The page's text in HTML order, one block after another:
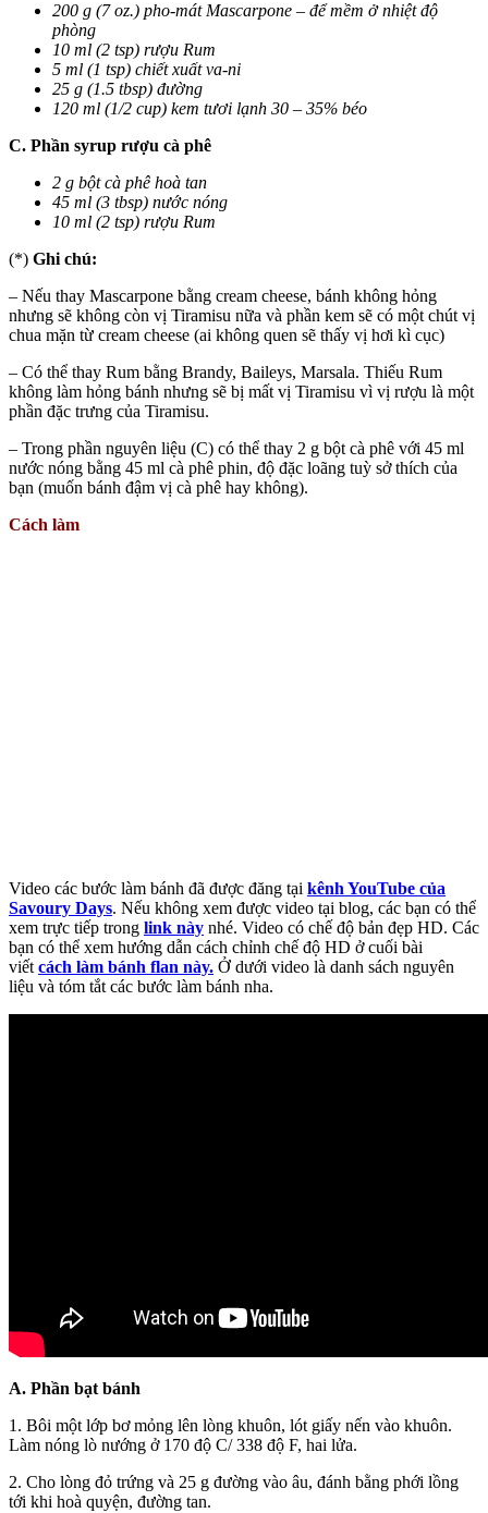
200 g (7 oz.) pho-mát Mascarpone – để mềm ở nhiệt độ
phòng
10 ml (2 tsp) rượu Rum
5 ml (1 tsp) chiết xuất va-ni
25 g (1.5 tbsp) đường
120 ml (1/2 cup) kem tươi lạnh 30 – 35% béo
C. Phần syrup rượu cà phê
2 g bột cà phê hoà tan
45 ml (3 tbsp) nước nóng
10 ml (2 tsp) rượu Rum
(*) Ghi chú:
– Nếu thay Mascarpone bằng cream cheese, bánh không hỏng
nhưng sẽ không còn vị Tiramisu nữa và phần kem sẽ có một chút vị
chua mặn từ cream cheese (ai không quen sẽ thấy vị hơi kì cục)
– Có thể thay Rum bằng Brandy, Baileys, Marsala. Thiếu Rum
không làm hỏng bánh nhưng sẽ bị mất vị Tiramisu vì vị rượu là một
phần đặc trưng của Tiramisu.
– Trong phần nguyên liệu (C) có thể thay 2 g bột cà phê với 45 ml
nước nóng bằng 45 ml cà phê phin, độ đặc loãng tuỳ sở thích của
bạn (muốn bánh đậm vị cà phê hay không).
Cách làm
Video các bước làm bánh đã được đăng tại kênh YouTube của
Savoury Days. Nếu không xem được video tại blog, các bạn có thể
xem trực tiếp trong link này nhé. Video có chế độ bản đẹp HD. Các
bạn có thể xem hướng dẫn cách chỉnh chế độ HD ở cuối bài
viết cách làm bánh flan này. Ở dưới video là danh sách nguyên
liệu và tóm tắt các bước làm bánh nha.
A. Phần bạt bánh
1. Bôi một lớp bơ mỏng lên lòng khuôn, lót giấy nến vào khuôn.
Làm nóng lò nướng ở 170 độ C/ 338 độ F, hai lửa.
2. Cho lòng đỏ trứng và 25 g đường vào âu, đánh bằng phới lồng
tới khi hoà quyện, đường tan.